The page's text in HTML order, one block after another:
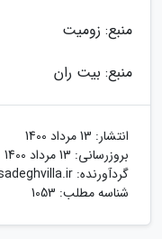
منبع: زومیت
منبع: بیت ران
انتشار: 13 مرداد 1400
بروزرسانی: 13 مرداد 1400
گردآورنده:
شناسه مطلب: 1053